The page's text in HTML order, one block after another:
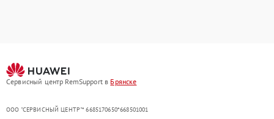
Сервисный центр RemSupport в Брянске
ООО "СЕРВИСНЫЙ ЦЕНТР"* 6685170650*668501001